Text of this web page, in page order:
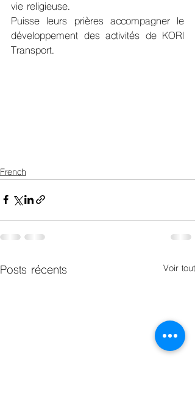
vie religieuse.
Puisse leurs prières accompagner le
développement des activités de KORI
Transport.
French
Posts récents Voir tout